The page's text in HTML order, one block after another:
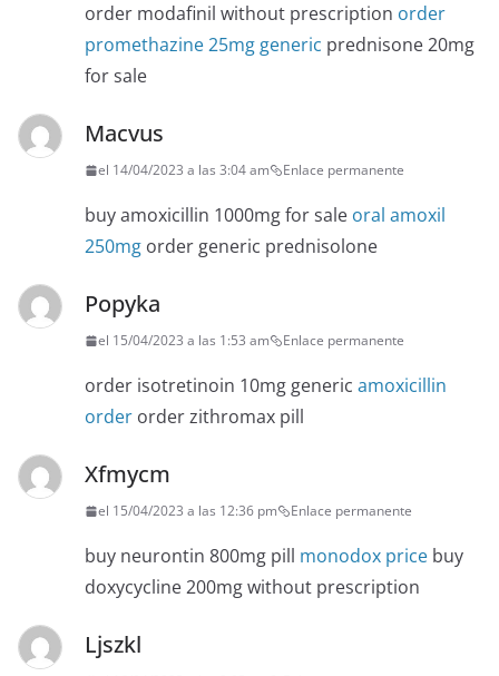
order modafinil without prescription order
promethazine 25mg generic prednisone 20mg
for sale
Macvus
el 14/04/2023 a las 3:04 am Enlace permanente
buy amoxicillin 1000mg for sale oral amoxil
250mg order generic prednisolone
Popyka
el 15/04/2023 a las 1:53 am Enlace permanente
order isotretinoin 10mg generic amoxicillin
order order zithromax pill
Xfmycm
el 15/04/2023 a las 12:36 pm Enlace permanente
buy neurontin 800mg pill monodox price buy
doxycycline 200mg without prescription
Ljszkl